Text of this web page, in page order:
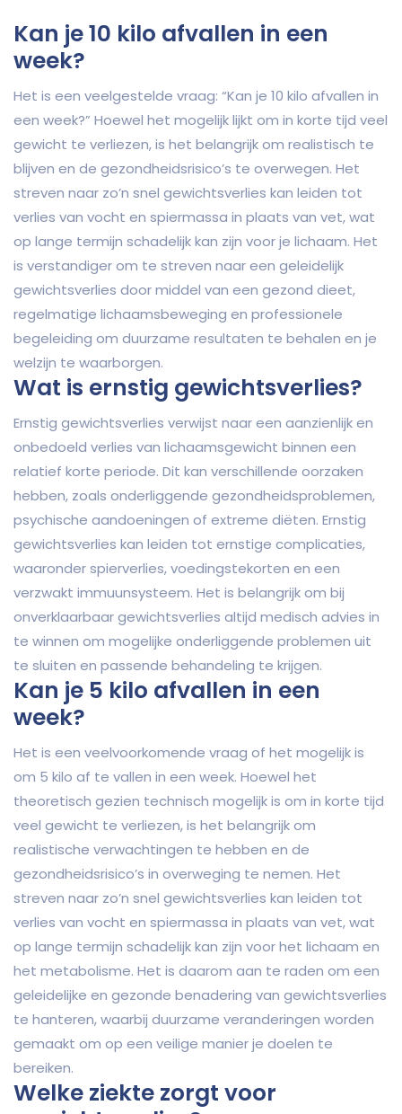
Kan je 10 kilo afvallen in een
week?
Het is een veelgestelde vraag: “Kan je 10 kilo afvallen in
een week?” Hoewel het mogelijk lijkt om in korte tijd veel
gewicht te verliezen, is het belangrijk om realistisch te
blijven en de gezondheidsrisico’s te overwegen. Het
streven naar zo’n snel gewichtsverlies kan leiden tot
verlies van vocht en spiermassa in plaats van vet, wat
op lange termijn schadelijk kan zijn voor je lichaam. Het
is verstandiger om te streven naar een geleidelijk
gewichtsverlies door middel van een gezond dieet,
regelmatige lichaamsbeweging en professionele
begeleiding om duurzame resultaten te behalen en je
welzijn te waarborgen.
Wat is ernstig gewichtsverlies?
Ernstig gewichtsverlies verwijst naar een aanzienlijk en
onbedoeld verlies van lichaamsgewicht binnen een
relatief korte periode. Dit kan verschillende oorzaken
hebben, zoals onderliggende gezondheidsproblemen,
psychische aandoeningen of extreme diëten. Ernstig
gewichtsverlies kan leiden tot ernstige complicaties,
waaronder spierverlies, voedingstekorten en een
verzwakt immuunsysteem. Het is belangrijk om bij
onverklaarbaar gewichtsverlies altijd medisch advies in
te winnen om mogelijke onderliggende problemen uit
te sluiten en passende behandeling te krijgen.
Kan je 5 kilo afvallen in een
week?
Het is een veelvoorkomende vraag of het mogelijk is
om 5 kilo af te vallen in een week. Hoewel het
theoretisch gezien technisch mogelijk is om in korte tijd
veel gewicht te verliezen, is het belangrijk om
realistische verwachtingen te hebben en de
gezondheidsrisico’s in overweging te nemen. Het
streven naar zo’n snel gewichtsverlies kan leiden tot
verlies van vocht en spiermassa in plaats van vet, wat
op lange termijn schadelijk kan zijn voor het lichaam en
het metabolisme. Het is daarom aan te raden om een
geleidelijke en gezonde benadering van gewichtsverlies
te hanteren, waarbij duurzame veranderingen worden
gemaakt om op een veilige manier je doelen te
bereiken.
Welke ziekte zorgt voor